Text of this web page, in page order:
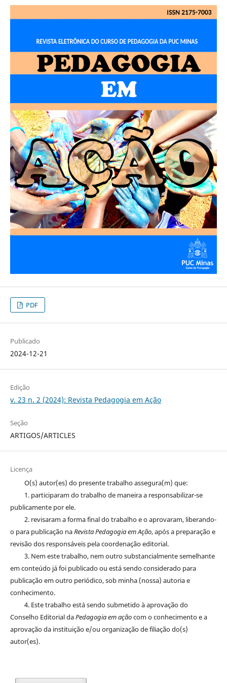
PDF
Publicado
2024-12-21
Edição
v. 23 n. 2 (2024): Revista Pedagogia em Ação
Seção
ARTIGOS/ARTICLES
Licença
O(s) autor(es) do presente trabalho assegura(m) que:
1. participaram do trabalho de maneira a responsabilizar-se
publicamente por ele.
2. revisaram a forma final do trabalho e o aprovaram, liberando-
o para publicação naRevista Pedagogia em Ação, após a preparação e
revisão dos responsáveis pela coordenação editorial.
3. Nem este trabalho, nem outro substancialmente semelhante
em conteúdo já foi publicado ou está sendo considerado para
publicação em outro periódico, sob minha (nossa) autoria e
conhecimento.
4. Este trabalho está sendo submetido à aprovação do
Conselho Editorial daPedagogia em açãocom o conhecimento e a
aprovação da instituição e/ou organização de filiação do(s)
autor(es).